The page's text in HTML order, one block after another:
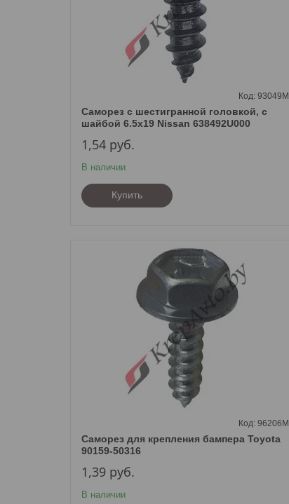
Саморез с шестигранной головкой, с
шайбой 6.5х19 Nissan 638492U000
93049M
1,54 руб.
В наличии
Купить
Саморез для крепления бампера Toyota
90159-50316
96206M
1,39 руб.
В наличии